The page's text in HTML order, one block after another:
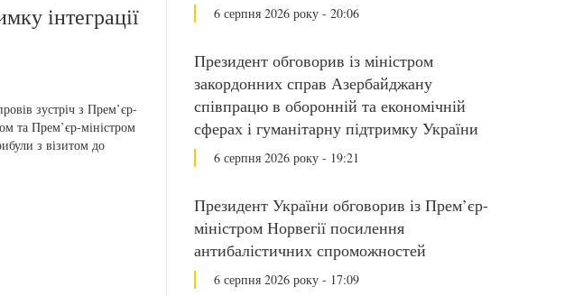
6 серпня 2026 року - 20:06
Президент обговорив із міністром
закордонних справ Азербайджану
співпрацю в оборонній та економічній
сферах і гуманітарну підтримку України
6 серпня 2026 року - 19:21
Президент України обговорив із Прем’єр-
міністром Норвегії посилення
антибалістичних спроможностей
6 серпня 2026 року - 17:09
інтеграції
зустріч з Прем’єр-
та Прем’єр-міністром
з візитом до